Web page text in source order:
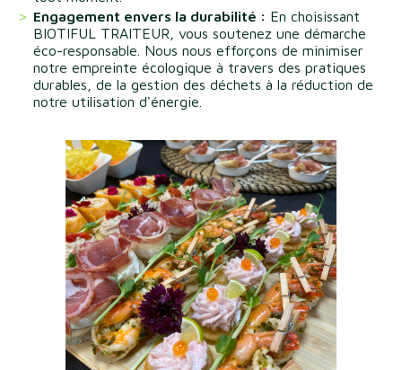
Engagement envers la durabilité : En choisissant
BIOTIFUL TRAITEUR, vous soutenez une démarche
éco-responsable. Nous nous efforçons de minimiser
notre empreinte écologique à travers des pratiques
durables, de la gestion des déchets à la réduction de
notre utilisation d'énergie.